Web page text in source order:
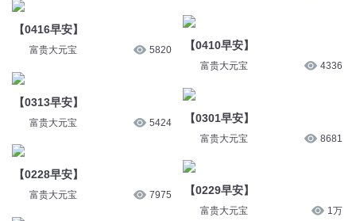
【0416早安】
富贵大元宝 5820
【0313早安】
富贵大元宝 5424
【0228早安】
富贵大元宝 7975
【0410早安】
富贵大元宝 4336
【0301早安】
富贵大元宝 8681
【0229早安】
富贵大元宝 1万